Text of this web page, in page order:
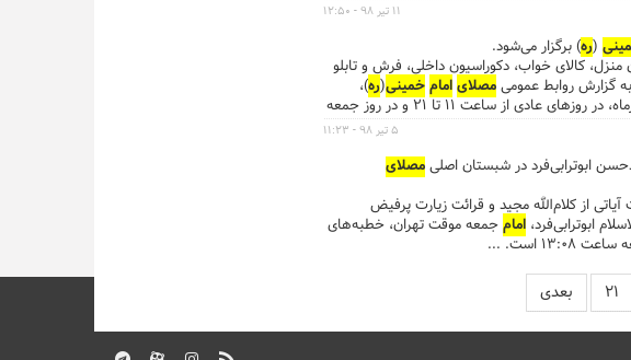
(ره) برگزار می‌شود.
۱۰۰تولیدکننده و عرضه کننده مبلمان منزل، کالای خواب، دکوراسیون داخلی، فرش و تابلو
مصلایامامخمینی(ره)،
نمایشگاه مبلمان و دکوراسیون داخلی با هدف عرضه مستقیم و بدون واسطه کالای ایرانی، از ۱۱ تا ۱۵تیرماه، در روزهای عادی از ساعت ۱۱ تا ۲۱ و در روز جمعه
شهید مفتح، میزبان علاقه‌مندان است. ...
۱۱ تیر ۹۸ - ۱۲:۵۰
مصلای
آیاتی از کلام‌الله مجید و قرائت زیارت پرفیض
امامجمعه موقت تهران، خطبه‌های
۵ تیر ۹۸ - ۱۱:۲۳
۲۱ بعدی